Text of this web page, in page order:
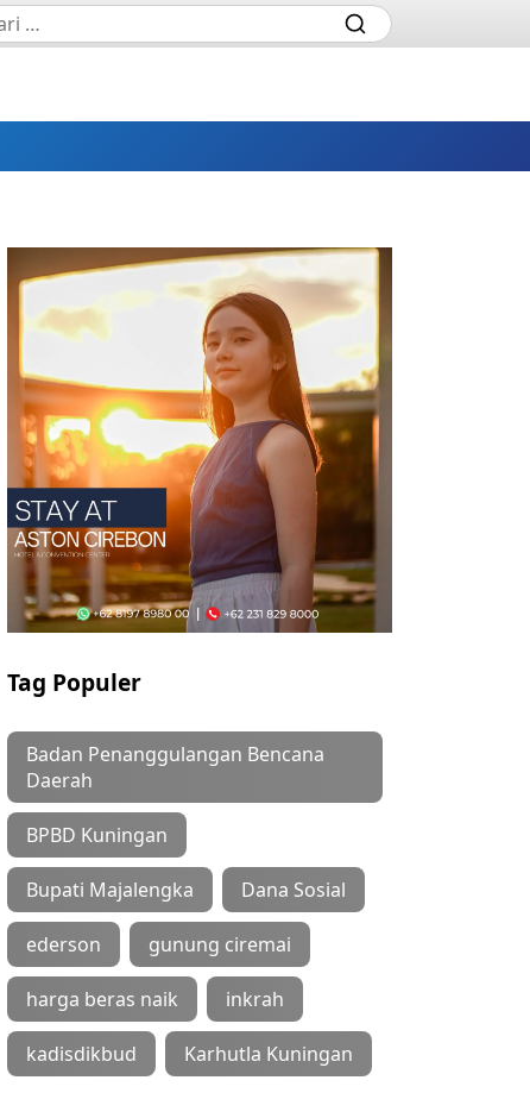
Tag Populer
Badan Penanggulangan Bencana
Daerah
BPBD Kuningan
Bupati Majalengka Dana Sosial
ederson gunung ciremai
harga beras naik inkrah
kadisdikbud Karhutla Kuningan